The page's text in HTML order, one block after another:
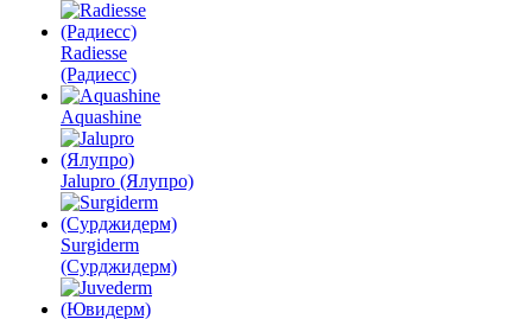
Radiesse
(Радиесс)
Aquashine
Jalupro (Ялупро)
Surgiderm
(Сурджидерм)